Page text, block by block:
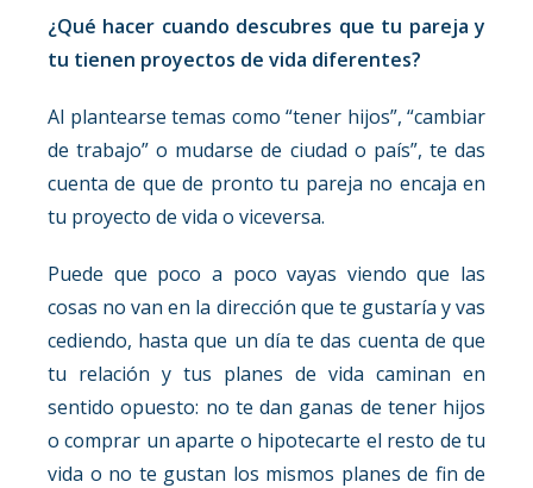
¿Qué hacer cuando descubres que tu pareja y
tu tienen proyectos de vida diferentes?
Al plantearse temas como “tener hijos”, “cambiar
de trabajo” o mudarse de ciudad o país”, te das
cuenta de que de pronto tu pareja no encaja en
tu proyecto de vida o viceversa.
Puede que poco a poco vayas viendo que las
cosas no van en la dirección que te gustaría y vas
cediendo, hasta que un día te das cuenta de que
tu relación y tus planes de vida caminan en
sentido opuesto: no te dan ganas de tener hijos
o comprar un aparte o hipotecarte el resto de tu
vida o no te gustan los mismos planes de fin de